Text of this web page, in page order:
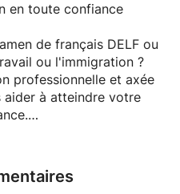
en toute confiance
de français DELF ou
ou l'immigration ?
professionnelle et axée
aider à atteindre votre
A1–C1 et TCF